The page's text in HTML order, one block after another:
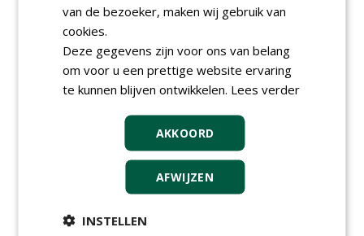
TENDERS
Gemeente Eindhoven gunt groot
onderhoud ''Stedelijk bos'' binnen de
bebouwingscontour houtkap aan
donderdag 6 augustus 2026
Academisch Ziekenhuis Maastricht gunt
onderhoud terreinen MUMC+ aan Jonkers
Hoveniers, Dolmans Landscaping Group en
Provincie Drenthe gunt bestek 1879;
van de bezoeker, maken wij gebruik van
cookies.
Deze gegevens zijn voor ons van belang
om voor u een prettige website ervaring
te kunnen blijven ontwikkelen. Lees verder
AKKOORD
AFWIJZEN
INSTELLEN